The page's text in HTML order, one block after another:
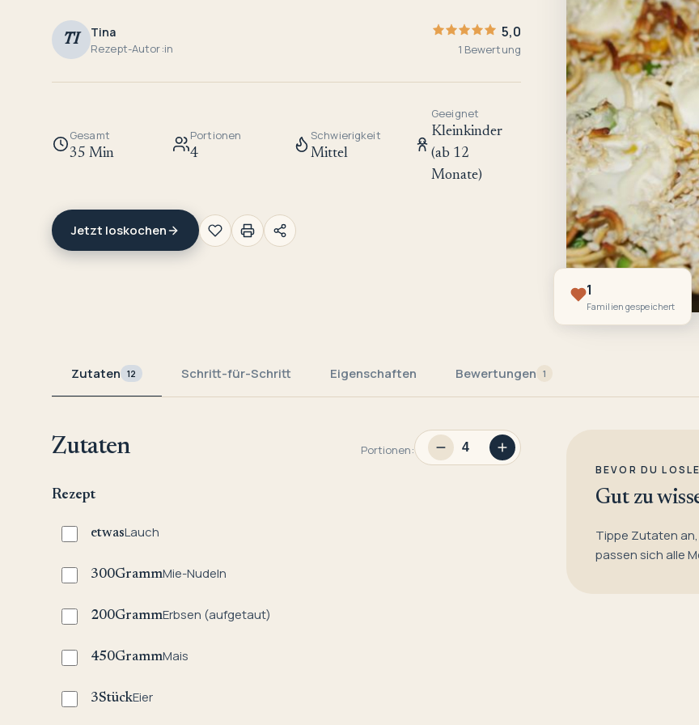
TI Tina
Rezept-Autor:in
5,0
1 Bewertung
Gesamt
35 Min
Portionen
4
Schwierigkeit
Mittel
Geeignet
Kleinkinder
(ab 12
Monate)
Jetzt loskochen
1
Familien gespeichert
Zutaten 12 Schritt-für-Schritt Eigenschaften Bewertungen 1
Zutaten Portionen:
Rezept
etwasLauch
300GrammMie-Nudeln
200GrammErbsen (aufgetaut)
450GrammMais
3StückEier
BEVOR DU
Gut zu
Tippe Zutaten
passen sich alle